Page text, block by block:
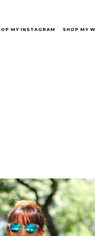
MY INSTAGRAM SHOP MY